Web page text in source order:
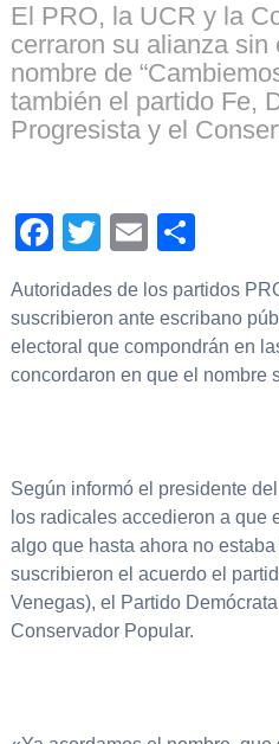
El PRO, la UCR y la
cerraron su alianza sin
nombre de
también el partido Fe,
Progresista y el
Facebook
TwitterEmail
Autoridades de los partidos
suscribieron ante escribano
electoral que compondrán en
concordaron en que el nombre
Según informó el presidente
los radicales accedieron a que
algo que hasta ahora no
suscribieron el acuerdo el
Venegas), el Partido
Conservador Popular.